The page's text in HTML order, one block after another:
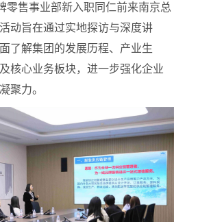
零售事业部新入职同仁前来南京总
动旨在通过实地探访与深度讲
了解集团的发展历程、产业生
核心业务板块，进一步强化企业
聚力。